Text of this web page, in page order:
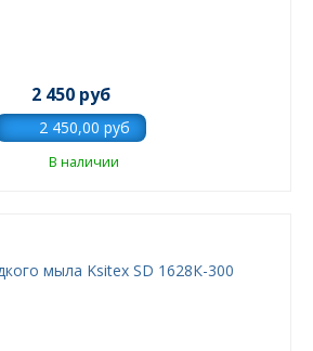
2 450 руб
В наличии
мыла Ksitex SD 1628К-300